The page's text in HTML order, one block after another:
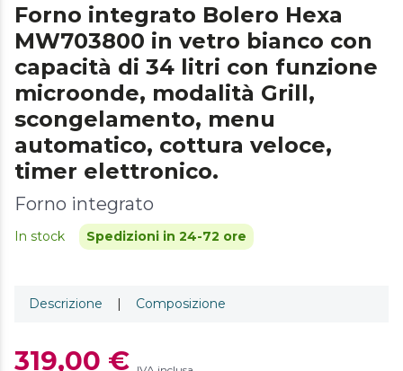
Forno integrato Bolero Hexa
MW703800 in vetro bianco con
capacità di 34 litri con funzione
microonde, modalità Grill,
scongelamento, menu
automatico, cottura veloce,
timer elettronico.
Forno integrato
In stock Spedizioni in 24-72 ore
Descrizione | Composizione
319,00 €